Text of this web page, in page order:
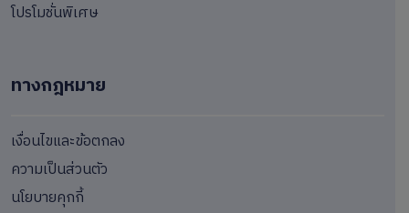
โปรโมชั่นพิเศษ
ทางกฎหมาย
เงื่อนไขและข้อตกลง
ความเป็นส่วนตัว
นโยบายคุกกี้